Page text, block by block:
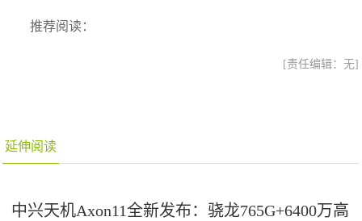
推荐阅读：
[责任编辑：无]
延伸阅读
中兴天机Axon11全新发布：骁龙765G+6400万高